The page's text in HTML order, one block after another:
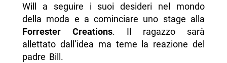
Will a seguire i suoi desideri nel mondo
della moda e a cominciare uno stage alla
Forrester Creations. Il ragazzo sarà
allettato dall’idea ma teme la reazione del
padre Bill.